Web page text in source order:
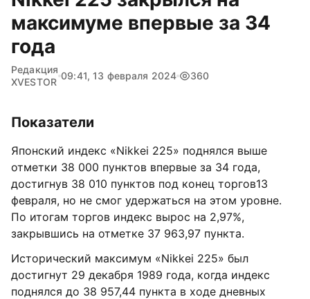
максимуме впервые за 34
года
Редакция
XVESTOR
09:41, 13 февраля 2024 360
Показатели
Японский индекс «Nikkei 225» поднялся выше
отметки 38 000 пунктов впервые за 34 года,
достигнув 38 010 пунктов под конец торгов13
февраля, но не смог удержаться на этом уровне.
По итогам торгов индекс вырос на 2,97%,
закрывшись на отметке 37 963,97 пункта.
Исторический максимум «Nikkei 225» был
достигнут 29 декабря 1989 года, когда индекс
поднялся до 38 957,44 пункта в ходе дневных